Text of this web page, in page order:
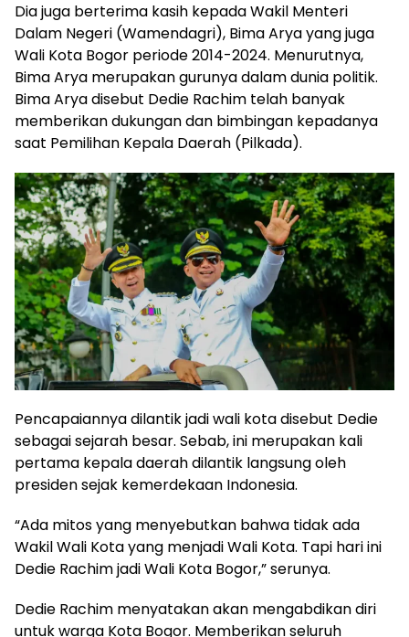
Dia juga berterima kasih kepada Wakil Menteri
Dalam Negeri (Wamendagri), Bima Arya yang juga
Wali Kota Bogor periode 2014-2024. Menurutnya,
Bima Arya merupakan gurunya dalam dunia politik.
Bima Arya disebut Dedie Rachim telah banyak
memberikan dukungan dan bimbingan kepadanya
saat Pemilihan Kepala Daerah (Pilkada).
Pencapaiannya dilantik jadi wali kota disebut Dedie
sebagai sejarah besar. Sebab, ini merupakan kali
pertama kepala daerah dilantik langsung oleh
presiden sejak kemerdekaan Indonesia.
“Ada mitos yang menyebutkan bahwa tidak ada
Wakil Wali Kota yang menjadi Wali Kota. Tapi hari ini
Dedie Rachim jadi Wali Kota Bogor,” serunya.
Dedie Rachim menyatakan akan mengabdikan diri
untuk warga Kota Bogor. Memberikan seluruh